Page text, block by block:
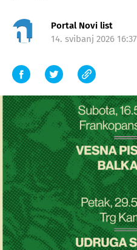
Portal Novi list
14. svibanj 2026 16:37